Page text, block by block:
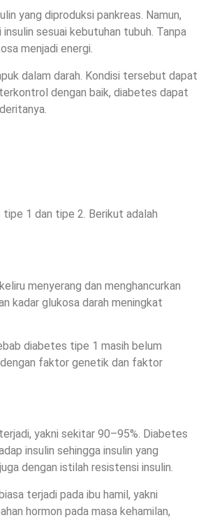
yang diproduksi pankreas. Namun,
sesuai kebutuhan tubuh. Tanpa
menjadi energi.
dalam darah. Kondisi tersebut dapat
dengan baik, diabetes dapat
1 dan tipe 2. Berikut adalah
menyerang dan menghancurkan
kadar glukosa darah meningkat
diabetes tipe 1 masih belum
faktor genetik dan faktor
yakni sekitar 90–95%. Diabetes
insulin sehingga insulin yang
dengan istilah resistensi insulin.
terjadi pada ibu hamil, yakni
hormon pada masa kehamilan,